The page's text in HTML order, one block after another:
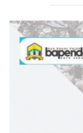
sebanyak 15 paket
mendapatkannya.
“Untuk beras yang
satuan 5 kilogram
Sambungnya,
hasil sumbangan
Tanggamus yang